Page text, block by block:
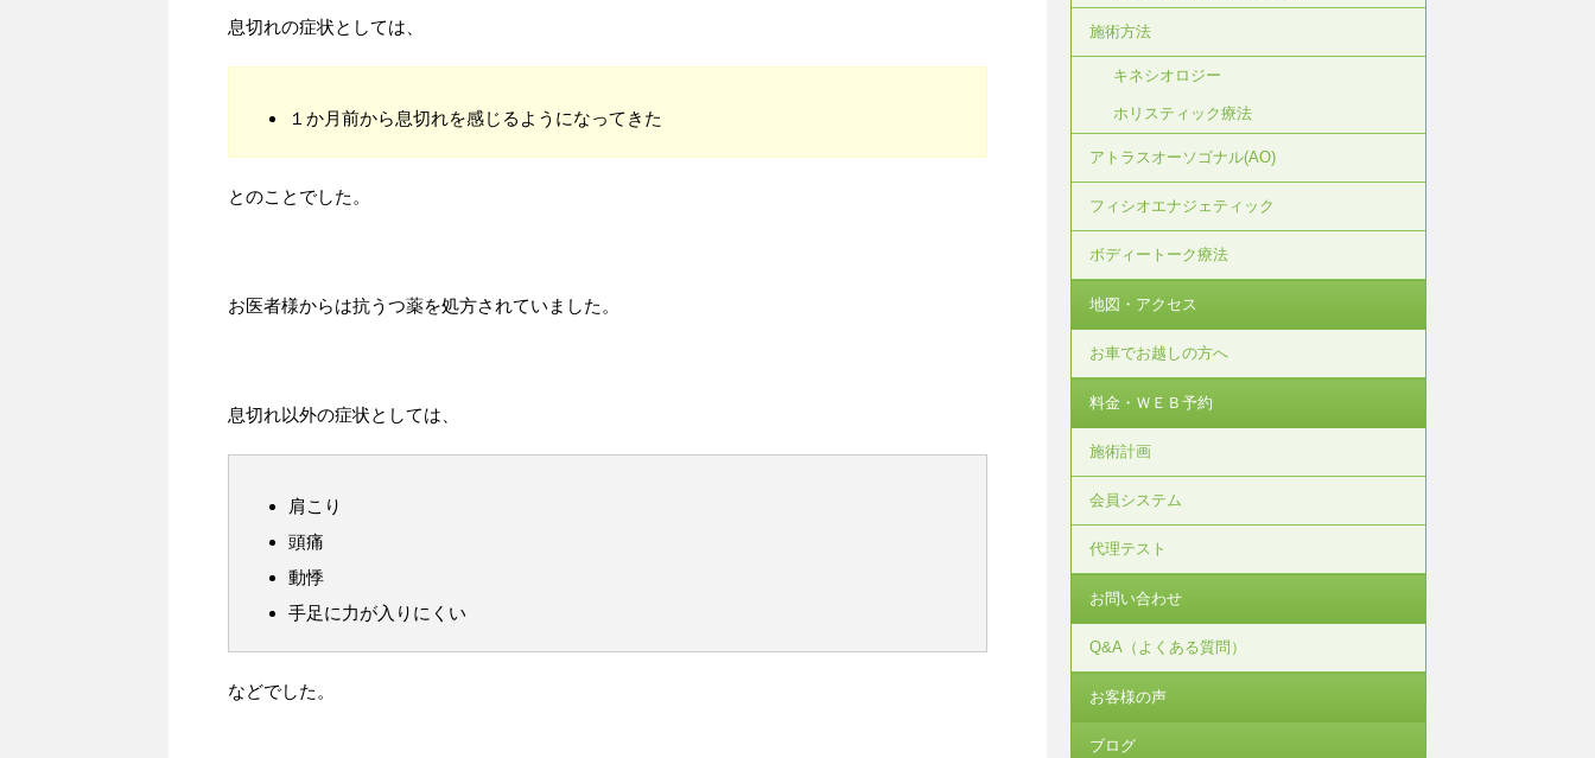
息切れの症状としては、
１か月前から息切れを感じるようになってきた
とのことでした。
お医者様からは抗うつ薬を処方されていました。
息切れ以外の症状としては、
肩こり
頭痛
動悸
手足に力が入りにくい
などでした。
施術方法
キネシオロジー
ホリスティック療法
アトラスオーソゴナル(AO)
フィシオエナジェティック
ボディートーク療法
地図・アクセス
お車でお越しの方へ
料金・ＷＥＢ予約
施術計画
会員システム
代理テスト
お問い合わせ
Q&A（よくある質問）
お客様の声
ブログ